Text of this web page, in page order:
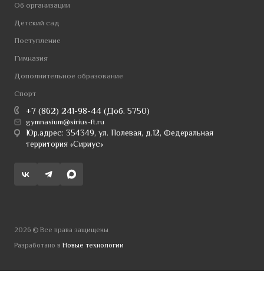
Об организации
Детский сад
Поступление
Гимназия
Дополнительное образование
Спорт
+7 (862) 241-98-44 (Доб. 5750)
gymnasium@sirius-ft.ru
Юр.адрес: 354349, ул. Полевая, д.12, Федеральная
территория «Сириус»
2026 © Все права защищены
Разработано в Новые технологии